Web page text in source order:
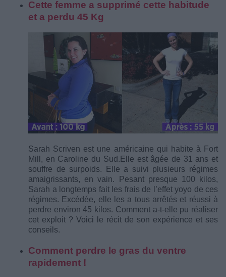
Cette femme a supprimé cette habitude
et a perdu 45 Kg
Sarah Scriven est une américaine qui habite à Fort
Mill, en Caroline du Sud.Elle est âgée de 31 ans et
souffre de surpoids. Elle a suivi plusieurs régimes
amaigrissants, en vain. Pesant presque 100 kilos,
Sarah a longtemps fait les frais de l’effet yoyo de ces
régimes. Excédée, elle les a tous arrêtés et réussi à
perdre environ 45 kilos. Comment a-t-elle pu réaliser
cet exploit ? Voici le récit de son expérience et ses
conseils.
Comment perdre le gras du ventre
rapidement !